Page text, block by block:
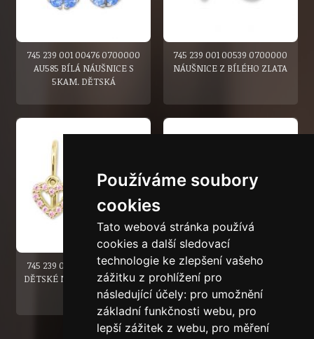
Používáme soubory
cookies
Tato webová stránka používá
cookies a další sledovací
technologie ke zlepšení vašeho
zážitku z prohlížení pro
následující účely: pro umožnění
základní funkčnosti webu, pro
lepší zážitek z webu, pro měření
745 239 001 00476 0700000
AU585 BÍLÁ NÁUŠNICE S
5KAM. DĚTSKÁ
745 239 001 00539 0700000
NÁUŠNICE Z BÍLÉHO ZLATA
745 239 001 00517 0000000
DĚTSKÉ NÁUŠNICE SRDÍČKA
745 236 001 00954 0000000
DĚTSKÉ NÁUŠNICE S
KAMENEM